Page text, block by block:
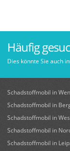
Häufig
Dies könnte Sie auch
Schadstoffmobil in
Schadstoffmobil in
Schadstoffmobil in
Schadstoffmobil in
Schadstoffmobil in